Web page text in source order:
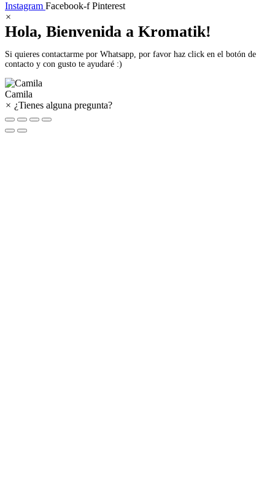
Instagram Facebook-f Pinterest
×
Hola, Bienvenida a Kromatik!
Si quieres contactarme por Whatsapp, por favor haz click en el botón de
contacto y con gusto te ayudaré :)
Camila
× ¿Tienes alguna pregunta?